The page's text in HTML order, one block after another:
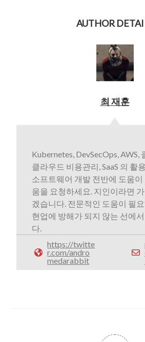
AUTHOR
최 재훈
Kubernetes, DevSecOps, AWS,
클라우드 비용관리, SaaS 의 활
소프트웨어 개발 전반에 도움이
움을 요청하세요. 지인이라면
겠습니다. 전문적인 도움이 필
현업에 방해가 되지 않는 선에
다.
https://twitte
r.com/andro
medarabbit